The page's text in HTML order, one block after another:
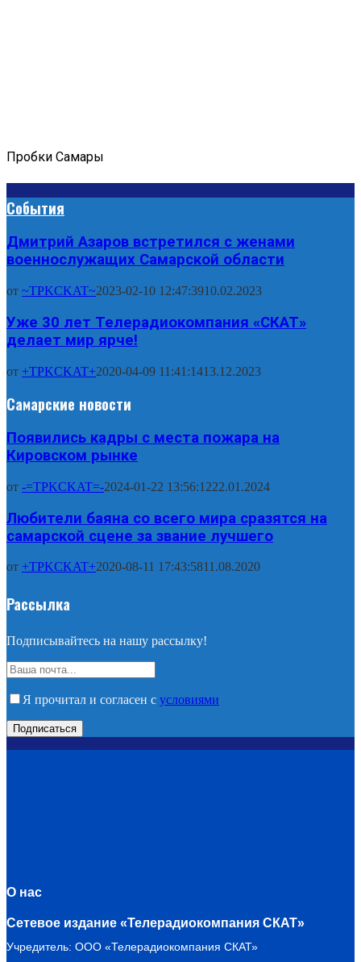
Пробки Самары
События
Дмитрий Азаров встретился с женами
военнослужащих Самарской области
от ~TPKCKAT~2023-02-10 12:47:3910.02.2023
Уже 30 лет Телерадиокомпания «СКАТ»
делает мир ярче!
от +TPKCKAT+2020-04-09 11:41:1413.12.2023
Самарские новости
Появились кадры с места пожара на
Кировском рынке
от -=TPKCKAT=-2024-01-22 13:56:1222.01.2024
Любители баяна со всего мира сразятся на
самарской сцене за звание лучшего
от +TPKCKAT+2020-08-11 17:43:5811.08.2020
Рассылка
Подписывайтесь на нашу рассылку!
Я прочитал и согласен с условиями
О нас
Сетевое издание «Телерадиокомпания СКАТ»
Учредитель: ООО «Телерадиокомпания СКАТ»